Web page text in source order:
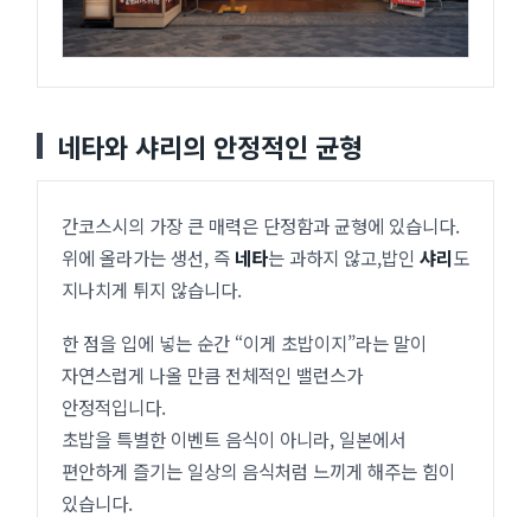
네타와 샤리의 안정적인 균형
간코스시의 가장 큰 매력은 단정함과 균형에 있습니다.
위에 올라가는 생선, 즉 네타는 과하지 않고,밥인 샤리도
지나치게 튀지 않습니다.
한 점을 입에 넣는 순간 “이게 초밥이지”라는 말이
자연스럽게 나올 만큼 전체적인 밸런스가
안정적입니다.
초밥을 특별한 이벤트 음식이 아니라, 일본에서
편안하게 즐기는 일상의 음식처럼 느끼게 해주는 힘이
있습니다.